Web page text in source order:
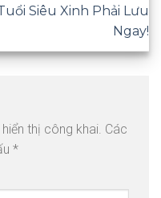
Siêu Xinh Phải Lưu
Ngay!
thị công khai. Các
*